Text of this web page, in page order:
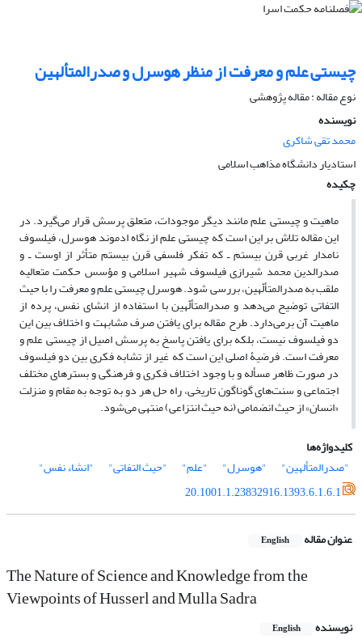
چیستی علم و معرفت از منظر هوسرل و صدرالمتألهین
نوع مقاله : مقاله پژوهشی
نویسنده
محمد تقی شاکری
استادیار دانشگاه مذاهب اسلامی
چکیده
ماهیت و چیستی علم مانند دیگر موجودات، متعلق پرسش قرار می‌گیرد. در
این مقاله تلاش بر این است که چیستی علم از نگاه ادموند هوسرل، فیلسوف
نامدار غربی قرن بیستم ـ که تفکر فلسفی قرن بیستم متأثر از اوست ـ و
صدرالدین محمد شیرازی فیلسوف شهیر اسلامی و مؤسس حکمت متعالیه
ملقب به صدرالمتألّهین، بررسی شود. هوسرل چیستی علم و معرفت را با حیث
التفاتی توضیح می‌دهد و صدرالمتألّهین با استفاده از انشای نفس، پرده از
ماهیت آن برمی‌دارد. طرح مقاله برای یافتن صرف مشابهت و اختلاف بین این
دو فیلسوف نیست، بلکه برای یافتن پاسخ به پرسش اصیل از چیستی علم و
معرفت است. فرضیۀ اصلی این است که غیر از تشابه فکری بین دو فیلسوف
در صورت ظاهر مسأله و با وجود اختلاف فکری و فرهنگی و بسترهای مختلف
اجتماعی و سنت‌های گوناگون تاریخی، راه حل هر دو به توجه به مقام و منزلت
«انسان» از حیث انضمامی (نه حیث انتزاعی) منتهی می‌شود.
کلیدواژه‌ها
"صدرالمتألهین"
"هوسرل" "علم" "حیث التفاتی"
"انشاء نفس"
20.1001.1.23832916.1393.6.1.6.1
عنوان مقاله English
The Nature of Science and Knowledge from the
Viewpoints of Husserl and Mulla Sadra
نویسنده English